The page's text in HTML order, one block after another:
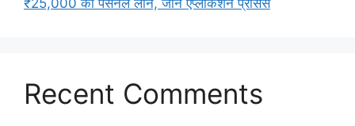
Recent Comments